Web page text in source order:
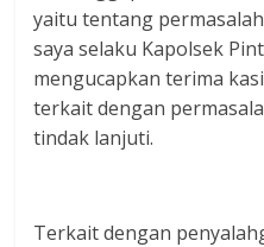
yaitu tentang
saya selaku Kapolsek
mengucapkan terima
terkait dengan
tindak lanjuti.
Terkait dengan